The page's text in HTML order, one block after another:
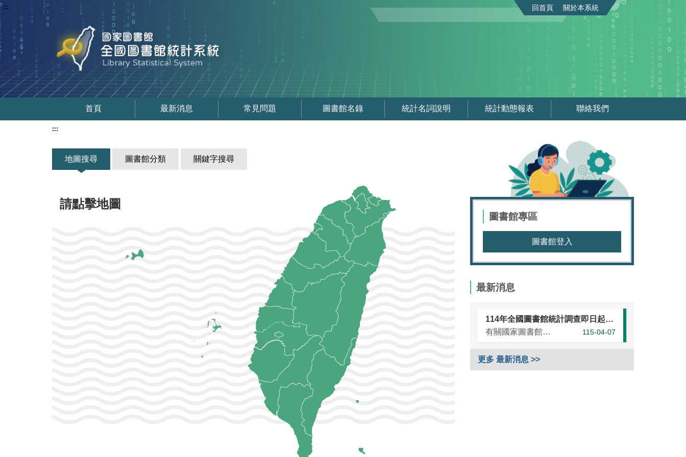
::: 回首頁 關於本系統
首頁 最新消息 常見問題 圖書館名錄 統計名詞說明 統計動態報表 聯絡我們
:::
地圖搜尋 圖書館分類 關鍵字搜尋
請點擊地圖
圖書館專區
圖書館登入
最新消息
114年全國圖書館統計調查即日起開始，請各單位協助於本（115）年5月25日前完成統計資訊填報（延長至7月10日）
有關國家圖書館進行之「114年全國圖書館統計」調查，涵蓋全國大專校院圖書館、國民小學圖書館、國民中學圖書館、高級中等學校暨特殊教育學校圖書館，以及專門圖書館，藉由相關統計數據之蒐集，將有助瞭解我國各類...
115-04-07
更多 最新消息 >>